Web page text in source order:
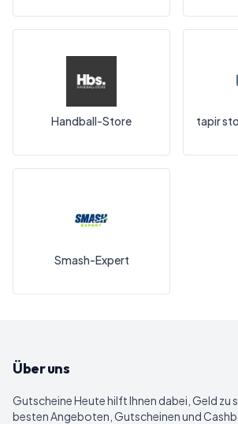
Handball-Store
Smash-Expert
Über uns
Gutscheine Heutehilft Ihnen dabei, Geld zu
besten Angeboten, Gutscheinen und